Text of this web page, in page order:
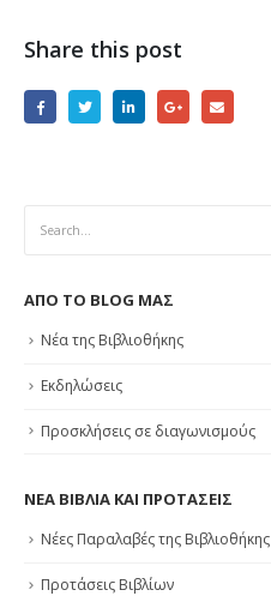
Share this post
ΑΠΟ ΤΟ BLOG ΜΑΣ
Νέα της Βιβλιοθήκης
Εκδηλώσεις
Προσκλήσεις σε διαγωνισμούς
ΝΕΑ ΒΙΒΛΙΑ ΚΑΙ ΠΡΟΤΑΣΕΙΣ
Νέες Παραλαβές της Βιβλιοθήκης
Προτάσεις Βιβλίων